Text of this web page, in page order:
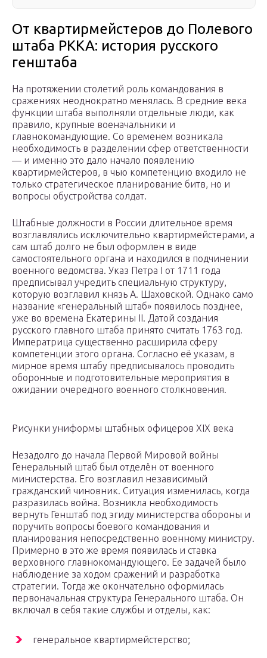
От квартирмейстеров до Полевого
штаба РККА: история русского
генштаба
На протяжении столетий роль командования в
сражениях неоднократно менялась. В средние века
функции штаба выполняли отдельные люди, как
правило, крупные военачальники и
главнокомандующие. Со временем возникала
необходимость в разделении сфер ответственности
— и именно это дало начало появлению
квартирмейстеров, в чью компетенцию входило не
только стратегическое планирование битв, но и
вопросы обустройства солдат.
Штабные должности в России длительное время
возглавлялись исключительно квартирмейстерами, а
сам штаб долго не был оформлен в виде
самостоятельного органа и находился в подчинении
военного ведомства. Указ Петра I от 1711 года
предписывал учредить специальную структуру,
которую возглавил князь А. Шаховской. Однако само
название «генеральный штаб» появилось позднее,
уже во времена Екатерины II. Датой создания
русского главного штаба принято считать 1763 год.
Императрица существенно расширила сферу
компетенции этого органа. Согласно её указам, в
мирное время штабу предписывалось проводить
оборонные и подготовительные мероприятия в
ожидании очередного военного столкновения.
Рисунки униформы штабных офицеров XIX века
Незадолго до начала Первой Мировой войны
Генеральный штаб был отделён от военного
министерства. Его возглавил независимый
гражданский чиновник. Ситуация изменилась, когда
разразилась война. Возникла необходимость
вернуть Генштаб под эгиду министерства обороны и
поручить вопросы боевого командования и
планирования непосредственно военному министру.
Примерно в это же время появилась и ставка
верховного главнокомандующего. Ее задачей было
наблюдение за ходом сражений и разработка
стратегии. Тогда же окончательно оформилась
первоначальная структура Генерального штаба. Он
включал в себя такие службы и отделы, как:
генеральное квартирмейстерство;